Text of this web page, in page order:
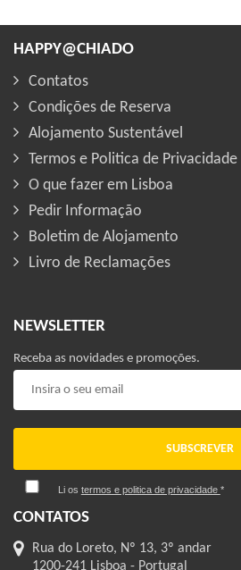
HAPPY@CHIADO
Contatos
Condições de Reserva
Alojamento Sustentável
Termos e Politica de Privacidade
O que fazer em Lisboa
Pedir Informação
Boletim de Alojamento
Livro de Reclamações
NEWSLETTER
Receba as novidades e promoções.
SUBSCREVER
Li os termos e politica de privacidade *
CONTATOS
Rua do Loreto, Nº 13, 3º andar
1200-241 Lisboa - Portugal